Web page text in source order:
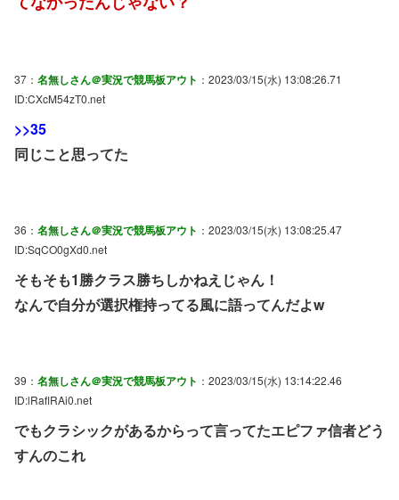
37： 名無しさん＠実況で競馬板アウト ：2023/03/15(水) 13:08:26.71
ID:CXcM54zT0.net
>>35
同じこと思ってた
36： 名無しさん＠実況で競馬板アウト ：2023/03/15(水) 13:08:25.47
ID:SqCO0gXd0.net
そもそも1勝クラス勝ちしかねえじゃん！
なんで自分が選択権持ってる風に語ってんだよw
39： 名無しさん＠実況で競馬板アウト ：2023/03/15(水) 13:14:22.46
ID:lRaflRAi0.net
でもクラシックがあるからって言ってたエピファ信者どう
すんのこれ